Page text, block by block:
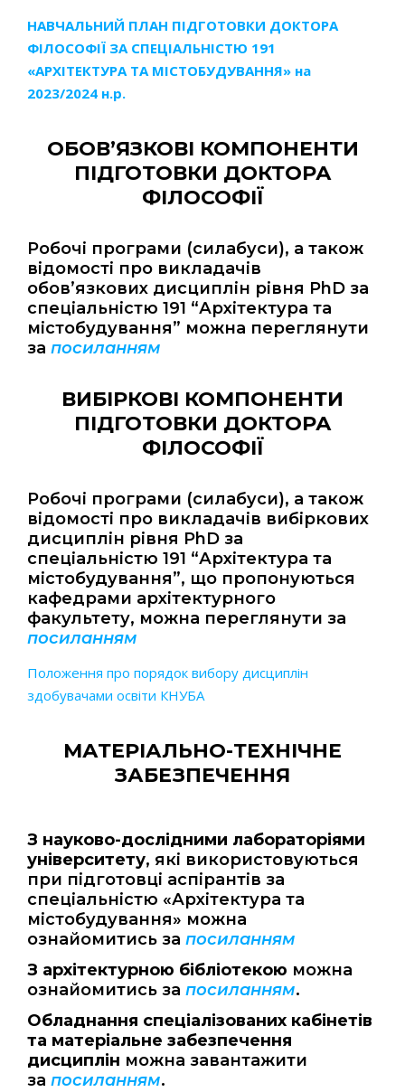
НАВЧАЛЬНИЙ ПЛАН ПІДГОТОВКИ ДОКТОРА
ФІЛОСОФІЇ ЗА СПЕЦІАЛЬНІСТЮ 191
«АРХІТЕКТУРА ТА МІСТОБУДУВАННЯ» на
2023/2024 н.р.
ОБОВ’ЯЗКОВІ КОМПОНЕНТИ
ПІДГОТОВКИ ДОКТОРА
ФІЛОСОФІЇ
Робочі програми (силабуси), а також
відомості про викладачів
обов’язкових дисциплін рівня PhD за
спеціальністю 191 “Архітектура та
містобудування” можна переглянути
за посиланням
ВИБІРКОВІ КОМПОНЕНТИ
ПІДГОТОВКИ ДОКТОРА
ФІЛОСОФІЇ
Робочі програми (силабуси), а також
відомості про викладачів вибіркових
дисциплін рівня PhD за
спеціальністю 191 “Архітектура та
містобудування”, що пропонуються
кафедрами архітектурного
факультету, можна переглянути за
посиланням
Положення про порядок вибору дисциплін
здобувачами освіти КНУБА
МАТЕРІАЛЬНО-ТЕХНІЧНЕ
ЗАБЕЗПЕЧЕННЯ
З науково-дослідними лабораторіями
університету, які використовуються
при підготовці аспірантів за
спеціальністю «Архітектура та
містобудування» можна
ознайомитись за посиланням
З архітектурною бібліотекою можна
ознайомитись за посиланням.
Обладнання спеціалізованих кабінетів
та матеріальне забезпечення
дисциплін можна завантажити
за посиланням.